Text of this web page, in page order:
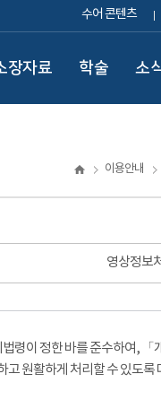
수어 콘텐츠
장자료 학술 소
이용안내
영상정보
령이 정한 바를 준수하여, 「
원활하게 처리할 수 있도